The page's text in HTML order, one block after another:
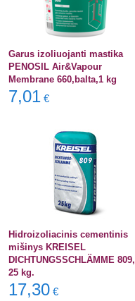
Garus izoliuojanti mastika
PENOSIL Air&Vapour
Membrane 660,balta,1 kg
7,01 €
Hidroizoliacinis cementinis
mišinys KREISEL
DICHTUNGSSCHLÄMME 809,
25 kg.
17,30 €